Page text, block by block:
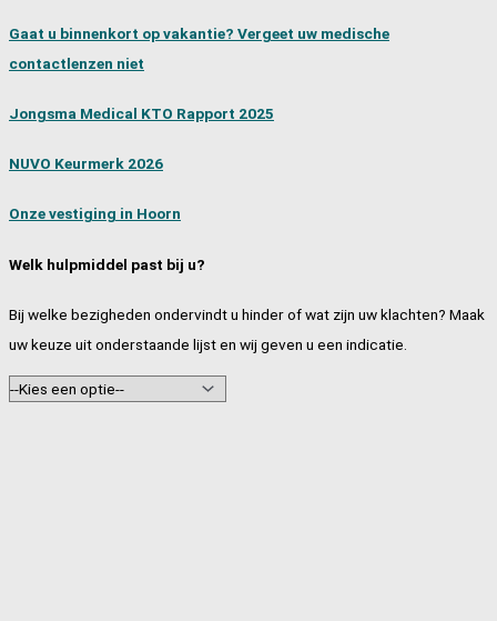
Gaat u binnenkort op vakantie? Vergeet uw medische
contactlenzen niet
Jongsma Medical KTO Rapport 2025
NUVO Keurmerk 2026
Onze vestiging in Hoorn
Welk hulpmiddel past bij u?
Bij welke bezigheden ondervindt u hinder of wat zijn uw klachten? Maak
uw keuze uit onderstaande lijst en wij geven u een indicatie.